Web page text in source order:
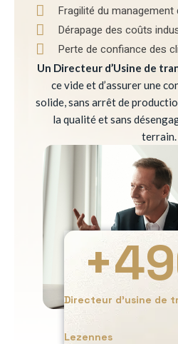
Fragilité du management
Dérapage des coûts
Perte de confiance des
Un Directeur d’Usine de
ce vide et d’assurer une
solide, sans arrêt de
la qualité et sans
terrain.
Directeur d’usine de
Lezennes
+